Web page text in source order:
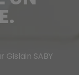
Gislain SABY